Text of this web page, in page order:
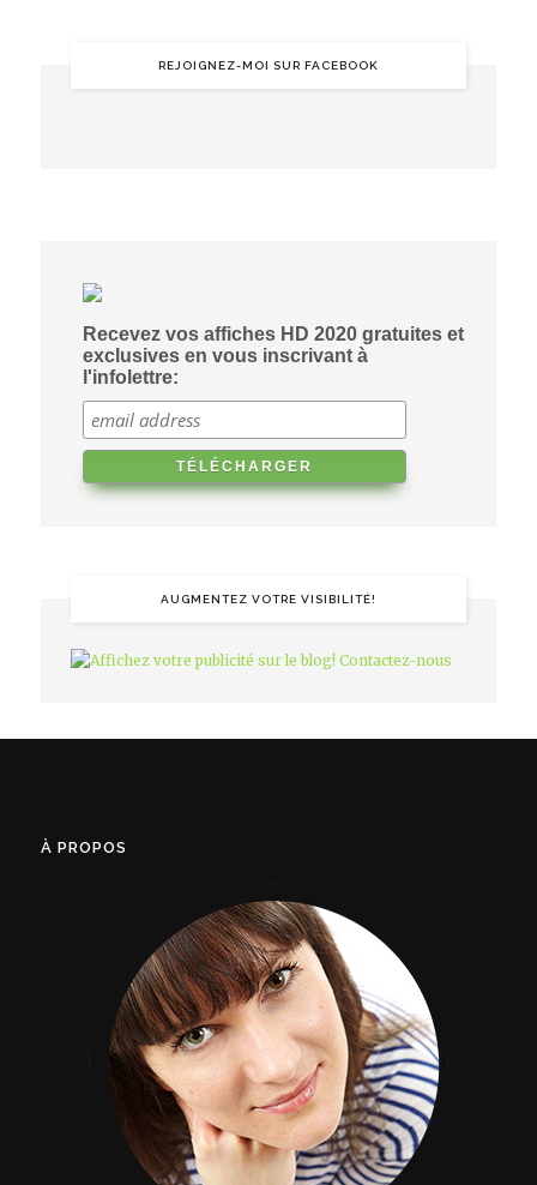
REJOIGNEZ-MOI SUR FACEBOOK
Recevez vos affiches HD 2020 gratuites et
exclusives en vous inscrivant à
l'infolettre:
AUGMENTEZ VOTRE VISIBILITÉ!
À PROPOS